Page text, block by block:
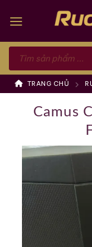
Tìm
kiếm
phẩm
TRANG CHỦ
Camus